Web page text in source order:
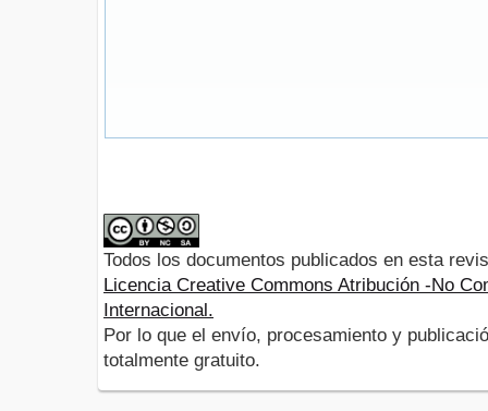
Todos los documentos publicados en esta
Licencia Creative Commons Atribución -No
Internacional.
Por lo que el envío, procesamiento y
totalmente gratuito.